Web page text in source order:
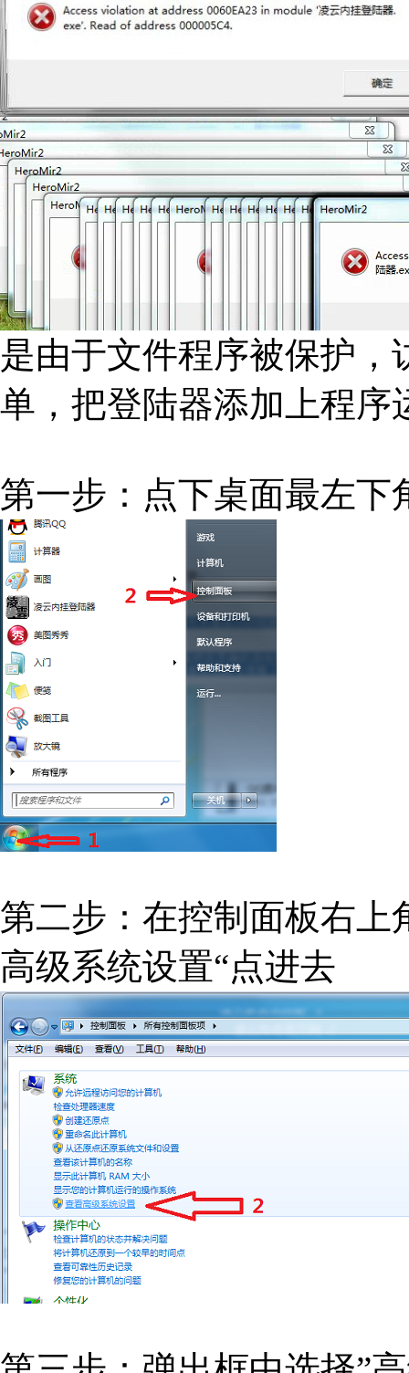
是由于文件程序被保护
单，把登陆器添加上程序
第一步：点下桌面最左下
第二步：在控制面板右上
高级系统设置“点进去